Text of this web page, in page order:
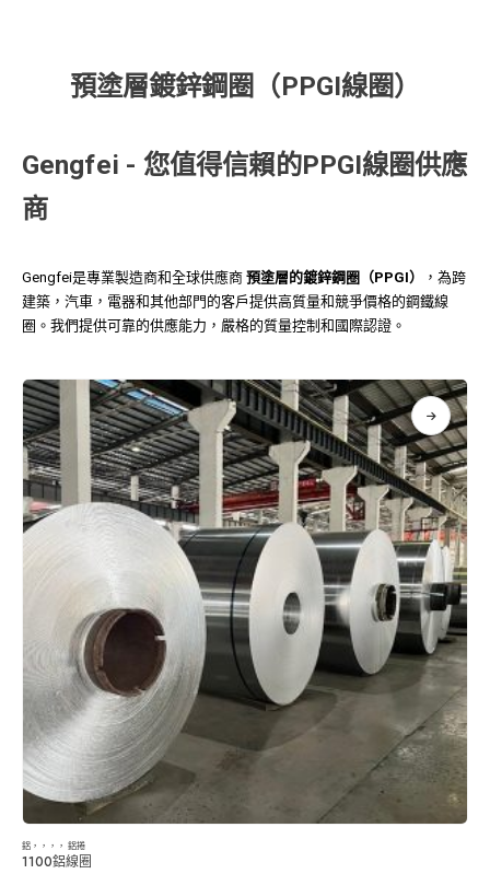
預塗層鍍鋅鋼圈（PPGI線圈）
Gengfei - 您值得信賴的PPGI線圈供應
商
Gengfei是專業製造商和全球供應商 預塗層的鍍鋅鋼圈（PPGI）
，為跨
建築，汽車，電器和其他部門的客戶提供高質量和競爭價格的鋼鐵線
圈。我們提供可靠的供應能力，嚴格的質量控制和國際認證。
鋁 ，，，， 鋁捲
1100鋁線圈